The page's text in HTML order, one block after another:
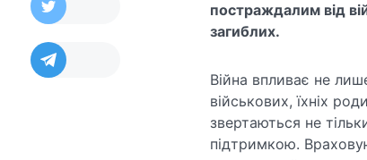
постраждалим від
загиблих.
Війна впливає не
військових, їхніх
звертаються не
підтримкою.